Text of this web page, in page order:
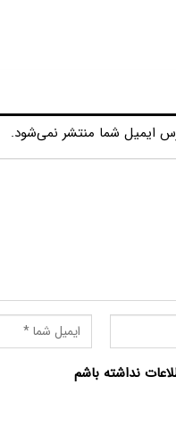
ایمیل شما منتشر نمی‌شود.
نداشته باشم